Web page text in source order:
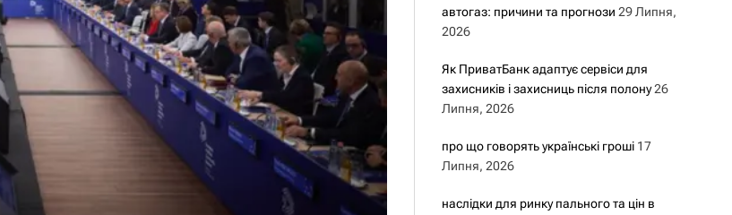
автогаз: причини та прогнози 29 Липня,
2026
Як ПриватБанк адаптує сервіси для
захисників і захисниць після полону 26
Липня, 2026
про що говорять українські гроші 17
Липня, 2026
наслідки для ринку пального та цін в